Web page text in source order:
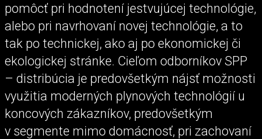
pomôcť pri hodnotení jestvujúcej technológie,
alebo pri navrhovaní novej technológie, a to
tak po technickej, ako aj po ekonomickej či
ekologickej stránke. Cieľom odborníkov SPP
– distribúcia je predovšetkým nájsť možnosti
využitia moderných plynových technológií u
koncových zákazníkov, predovšetkým
v segmente mimo domácnosť, pri zachovaní